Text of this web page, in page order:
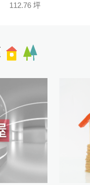
112.76 坪